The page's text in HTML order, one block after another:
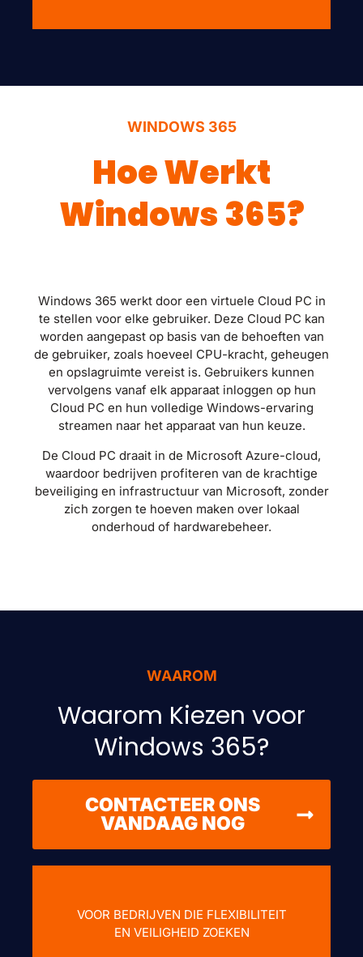
WINDOWS 365
Hoe Werkt
Windows 365?
Windows 365 werkt door een virtuele Cloud PC in
te stellen voor elke gebruiker. Deze Cloud PC kan
worden aangepast op basis van de behoeften van
de gebruiker, zoals hoeveel CPU-kracht, geheugen
en opslagruimte vereist is. Gebruikers kunnen
vervolgens vanaf elk apparaat inloggen op hun
Cloud PC en hun volledige Windows-ervaring
streamen naar het apparaat van hun keuze.
De Cloud PC draait in de Microsoft Azure-cloud,
waardoor bedrijven profiteren van de krachtige
beveiliging en infrastructuur van Microsoft, zonder
zich zorgen te hoeven maken over lokaal
onderhoud of hardwarebeheer.
WAAROM
Waarom Kiezen voor
Windows 365?
CONTACTEER ONS
VANDAAG NOG
VOOR BEDRIJVEN DIE FLEXIBILITEIT
EN VEILIGHEID ZOEKEN